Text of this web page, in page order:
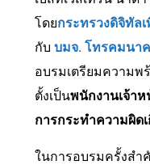
โดยกระทรวงดิจิทัล
กับ บมจ. โทรคมนา
อบรมเตรียมความพ
ตั้งเป็นพนักงานเจ้า
การกระทำความผิด
ในการอบรมครั้งส